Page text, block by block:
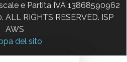
e Partita IVA 13868590962
RIGHTS RESERVED. ISP
AWS
del sito